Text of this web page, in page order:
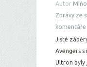
Autor
Zprávy ze
komentáře
Jisté
Avengers
Ultron byly